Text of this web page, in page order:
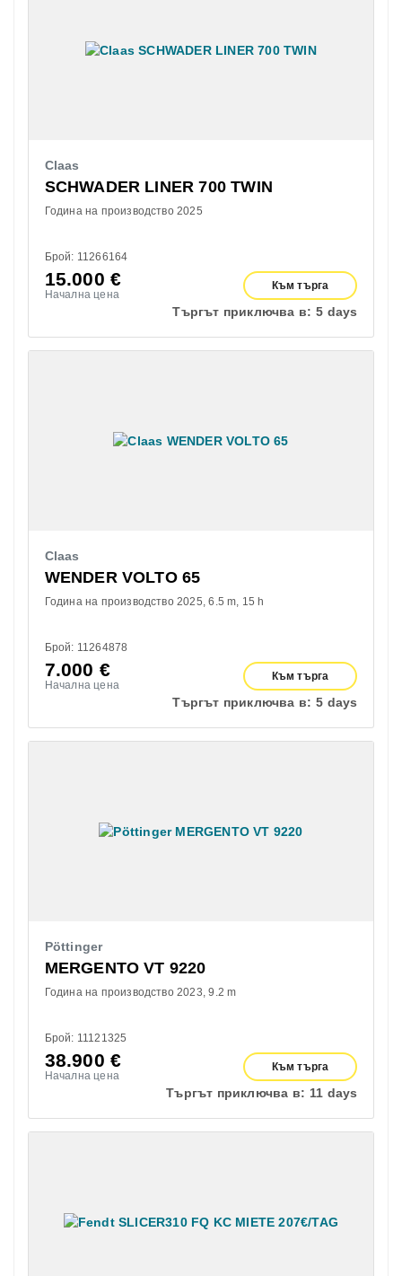
Claas
SCHWADER LINER 700 TWIN
Година на производство 2025
Брой: 11266164
15.000 €
Начална цена
Към търга
Търгът приключва в: 5 days
Claas
WENDER VOLTO 65
Година на производство 2025 6.5 m 15 h
Брой: 11264878
7.000 €
Начална цена
Към търга
Търгът приключва в: 5 days
Pöttinger
MERGENTO VT 9220
Година на производство 2023 9.2 m
Брой: 11121325
38.900 €
Начална цена
Към търга
Търгът приключва в: 11 days